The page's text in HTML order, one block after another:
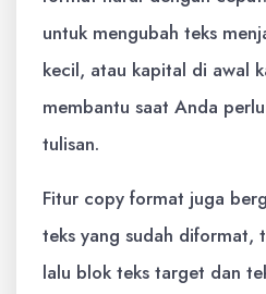
untuk mengubah teks
kecil, atau kapital di awal
membantu saat Anda
tulisan.
Fitur copy format juga
teks yang sudah
lalu blok teks target dan